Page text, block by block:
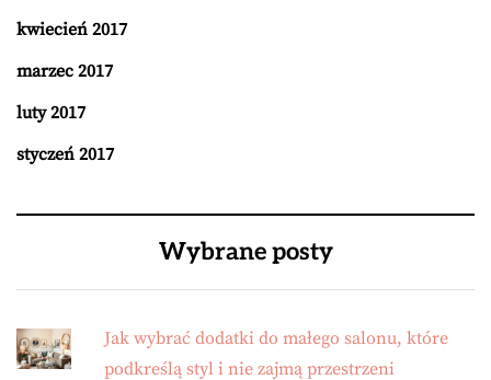
kwiecień 2017
marzec 2017
luty 2017
styczeń 2017
Wybrane posty
Jak wybrać dodatki do małego salonu, które
podkreślą styl i nie zajmą przestrzeni